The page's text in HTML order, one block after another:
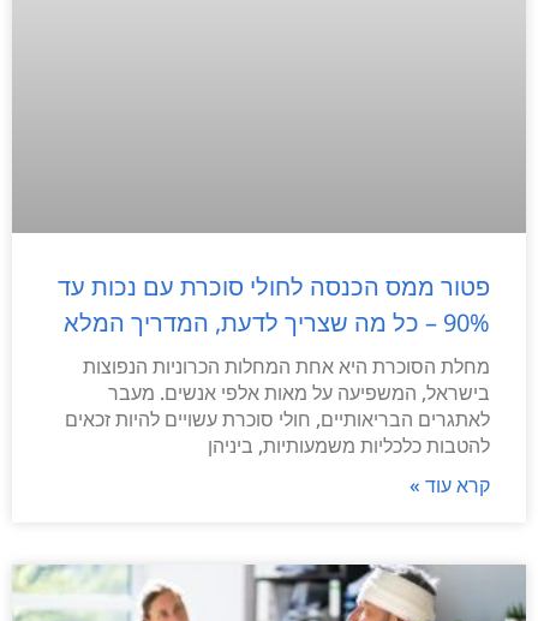
פטור ממס הכנסה לחולי סוכרת עם נכות עד
90% – כל מה שצריך לדעת, המדריך המלא
מחלת הסוכרת היא אחת המחלות הכרוניות הנפוצות
בישראל, המשפיעה על מאות אלפי אנשים. מעבר
לאתגרים הבריאותיים, חולי סוכרת עשויים להיות זכאים
להטבות כלכליות משמעותיות, ביניהן
קרא עוד »